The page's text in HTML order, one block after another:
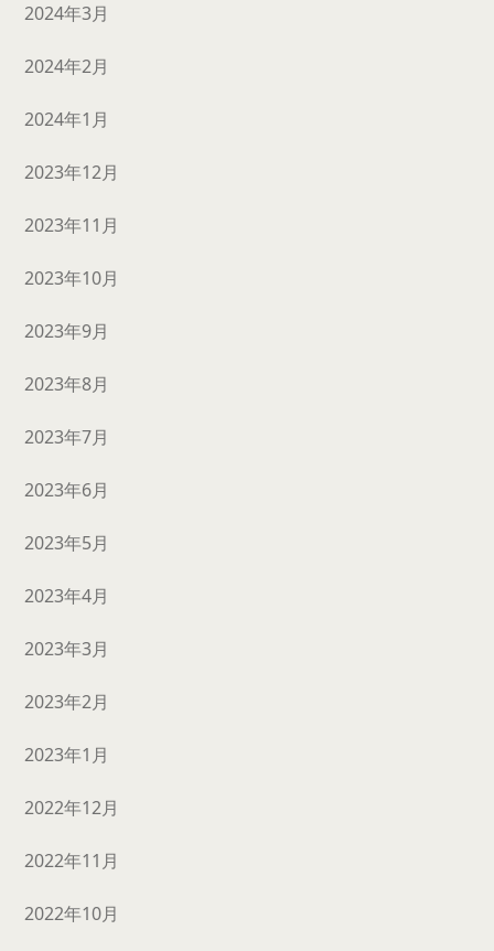
2024年3月
2024年2月
2024年1月
2023年12月
2023年11月
2023年10月
2023年9月
2023年8月
2023年7月
2023年6月
2023年5月
2023年4月
2023年3月
2023年2月
2023年1月
2022年12月
2022年11月
2022年10月